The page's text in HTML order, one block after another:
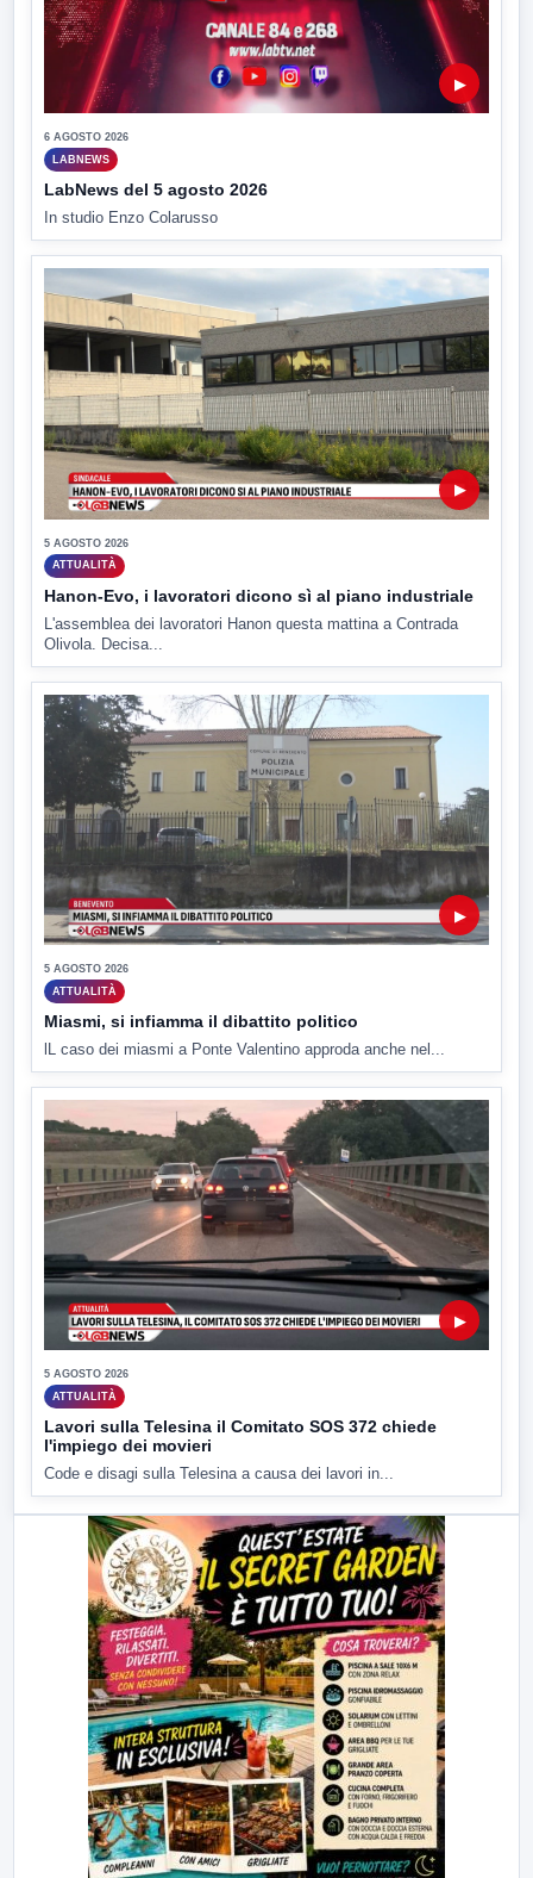
▶
6 AGOSTO 2026
LABNEWS
LabNews del 5 agosto 2026
In studio Enzo Colarusso
▶
5 AGOSTO 2026
ATTUALITÀ
Hanon-Evo, i lavoratori dicono sì al piano industriale
L'assemblea dei lavoratori Hanon questa mattina a Contrada
Olivola. Decisa...
▶
5 AGOSTO 2026
ATTUALITÀ
Miasmi, si infiamma il dibattito politico
lL caso dei miasmi a Ponte Valentino approda anche nel...
▶
5 AGOSTO 2026
ATTUALITÀ
Lavori sulla Telesina il Comitato SOS 372 chiede
l'impiego dei movieri
Code e disagi sulla Telesina a causa dei lavori in...